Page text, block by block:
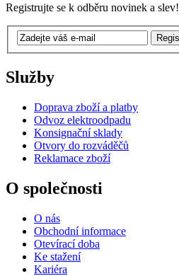
Registrujte se k odběru novinek a slev!
Služby
Doprava zboží a platby
Odvoz elektroodpadu
Konsignační sklady
Otvory do rozváděčů
Reklamace zboží
O společnosti
O nás
Obchodní informace
Otevírací doba
Ke stažení
Kariéra